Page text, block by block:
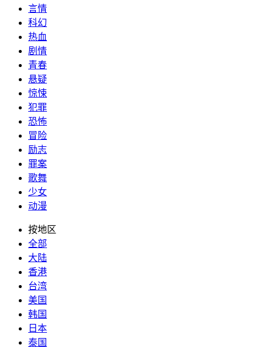
言情
科幻
热血
剧情
青春
悬疑
惊悚
犯罪
恐怖
冒险
励志
罪案
歌舞
少女
动漫
按地区
全部
大陆
香港
台湾
美国
韩国
日本
泰国